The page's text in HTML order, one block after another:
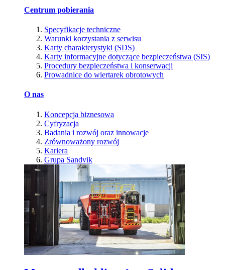
Centrum pobierania
Specyfikacje techniczne
Warunki korzystania z serwisu
Karty charakterystyki (SDS)
Karty informacyjne dotyczące bezpieczeństwa (SIS)
Procedury bezpieczeństwa i konserwacji
Prowadnice do wiertarek obrotowych
O nas
Koncepcja biznesowa
Cyfryzacja
Badania i rozwój oraz innowacje
Zrównoważony rozwój
Kariera
Grupa Sandvik